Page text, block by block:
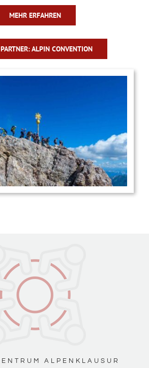
MEHR ERFAHREN
ALPIN CONVENTION
ALPENKLAUSUR